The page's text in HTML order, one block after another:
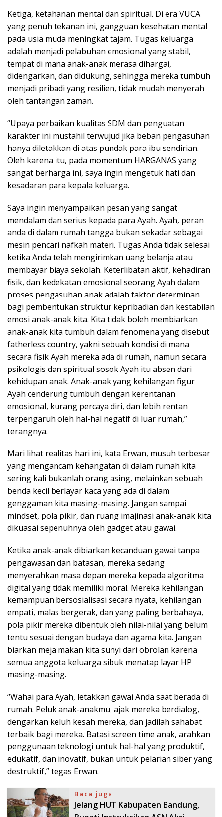
Ketiga, ketahanan mental dan spiritual. Di era VUCA
yang penuh tekanan ini, gangguan kesehatan mental
pada usia muda meningkat tajam. Tugas keluarga
adalah menjadi pelabuhan emosional yang stabil,
tempat di mana anak-anak merasa dihargai,
didengarkan, dan didukung, sehingga mereka tumbuh
menjadi pribadi yang resilien, tidak mudah menyerah
oleh tantangan zaman.
“Upaya perbaikan kualitas SDM dan penguatan
karakter ini mustahil terwujud jika beban pengasuhan
hanya diletakkan di atas pundak para ibu sendirian.
Oleh karena itu, pada momentum HARGANAS yang
sangat berharga ini, saya ingin mengetuk hati dan
kesadaran para kepala keluarga.
Saya ingin menyampaikan pesan yang sangat
mendalam dan serius kepada para Ayah. Ayah, peran
anda di dalam rumah tangga bukan sekadar sebagai
mesin pencari nafkah materi. Tugas Anda tidak selesai
ketika Anda telah mengirimkan uang belanja atau
membayar biaya sekolah. Keterlibatan aktif, kehadiran
fisik, dan kedekatan emosional seorang Ayah dalam
proses pengasuhan anak adalah faktor determinan
bagi pembentukan struktur kepribadian dan kestabilan
emosi anak-anak kita. Kita tidak boleh membiarkan
anak-anak kita tumbuh dalam fenomena yang disebut
fatherless country, yakni sebuah kondisi di mana
secara fisik Ayah mereka ada di rumah, namun secara
psikologis dan spiritual sosok Ayah itu absen dari
kehidupan anak. Anak-anak yang kehilangan figur
Ayah cenderung tumbuh dengan kerentanan
emosional, kurang percaya diri, dan lebih rentan
terpengaruh oleh hal-hal negatif di luar rumah,”
terangnya.
Mari lihat realitas hari ini, kata Erwan, musuh terbesar
yang mengancam kehangatan di dalam rumah kita
sering kali bukanlah orang asing, melainkan sebuah
benda kecil berlayar kaca yang ada di dalam
genggaman kita masing-masing. Jangan sampai
mindset, pola pikir, dan ruang imajinasi anak-anak kita
dikuasai sepenuhnya oleh gadget atau gawai.
Ketika anak-anak dibiarkan kecanduan gawai tanpa
pengawasan dan batasan, mereka sedang
menyerahkan masa depan mereka kepada algoritma
digital yang tidak memiliki moral. Mereka kehilangan
kemampuan bersosialisasi secara nyata, kehilangan
empati, malas bergerak, dan yang paling berbahaya,
pola pikir mereka dibentuk oleh nilai-nilai yang belum
tentu sesuai dengan budaya dan agama kita. Jangan
biarkan meja makan kita sunyi dari obrolan karena
semua anggota keluarga sibuk menatap layar HP
masing-masing.
“Wahai para Ayah, letakkan gawai Anda saat berada di
rumah. Peluk anak-anakmu, ajak mereka berdialog,
dengarkan keluh kesah mereka, dan jadilah sahabat
terbaik bagi mereka. Batasi screen time anak, arahkan
penggunaan teknologi untuk hal-hal yang produktif,
edukatif, dan inovatif, bukan untuk pelarian siber yang
destruktif,” tegas Erwan.
Baca juga
Jelang HUT Kabupaten Bandung,